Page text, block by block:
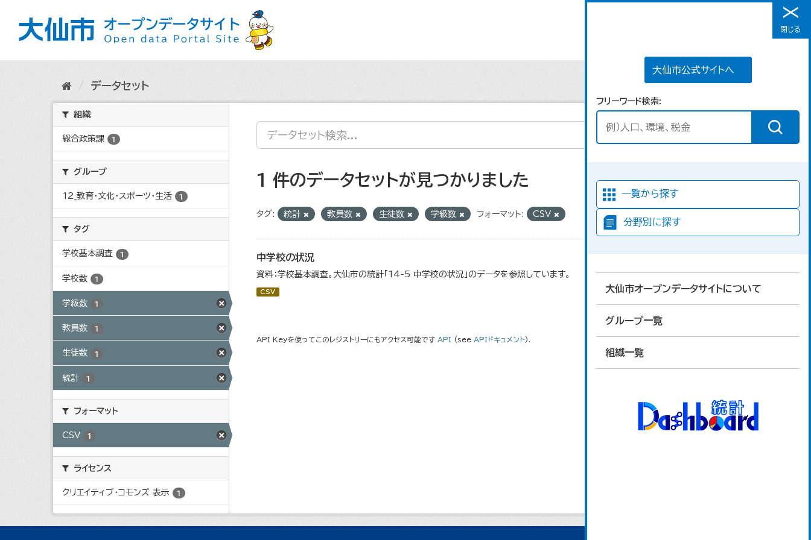
メニュー
大仙市公式サイトへ
フリーワード検索
一覧から探す
分野別に探す
大仙市オープンデータサイトについて
グループ一覧
組織一覧
閉じる
データセット
組織
総合政策課 1
グループ
12_教育・文化・スポーツ・生活 1
タグ
学校基本調査 1
学校数 1
学級数 1
教員数 1
生徒数 1
統計 1
フォーマット
CSV 1
ライセンス
クリエイティブ・コモンズ 表示 1
1 件のデータセットが見つかりました
タグ: 統計 教員数 生徒数 学級数 フォーマット: CSV
中学校の状況
資料：学校基本調査。大仙市の統計「14-5 中学校の状況」のデータを参照しています。
CSV
API Keyを使ってこのレジストリーにもアクセス可能です API (see APIドキュメント).